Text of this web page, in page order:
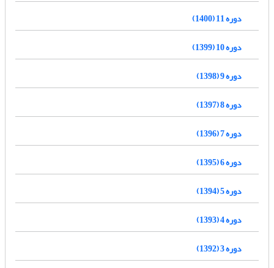
دوره 11 (1400)
دوره 10 (1399)
دوره 9 (1398)
دوره 8 (1397)
دوره 7 (1396)
دوره 6 (1395)
دوره 5 (1394)
دوره 4 (1393)
دوره 3 (1392)